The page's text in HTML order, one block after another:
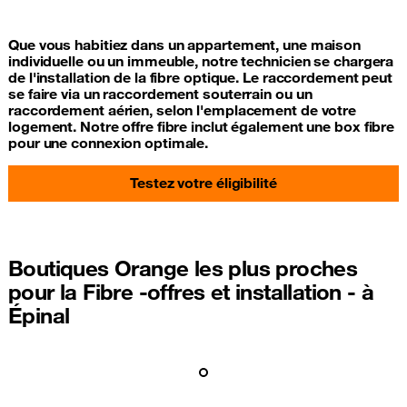
Que vous habitiez dans un appartement, une maison
individuelle ou un immeuble, notre technicien se chargera
de l'installation de la fibre optique. Le raccordement peut
se faire via un raccordement souterrain ou un
raccordement aérien, selon l'emplacement de votre
logement. Notre offre fibre inclut également une box fibre
pour une connexion optimale.
Testez votre éligibilité
Boutiques Orange les plus proches
pour la Fibre -offres et installation - à
Épinal